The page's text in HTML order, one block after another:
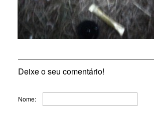
Deixe o seu comentário!
Nome: